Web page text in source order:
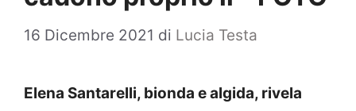
16 Dicembre 2021 di Lucia Testa
Elena Santarelli, bionda e algida, rivela